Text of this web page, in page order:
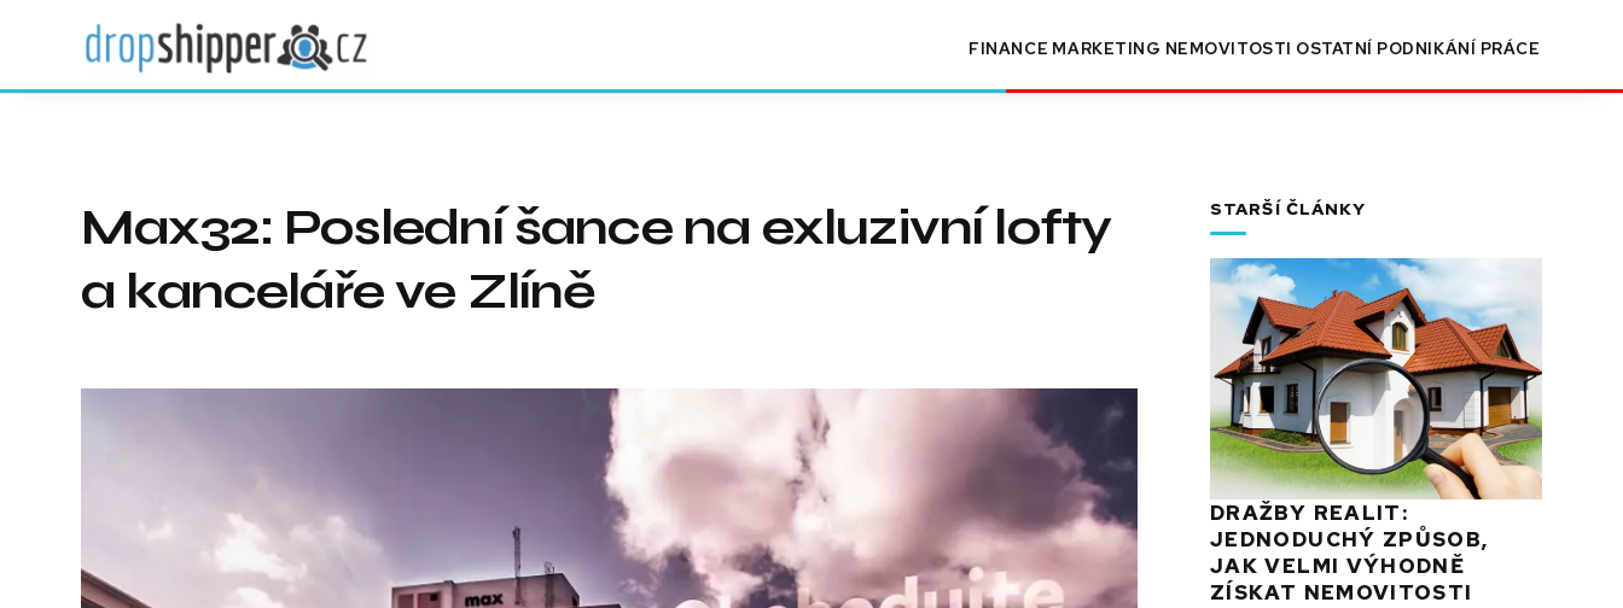
FINANCE MARKETING NEMOVITOSTI OSTATNÍ PODNIKÁNÍ PRÁCE
Max32: Poslední šance na exluzivní lofty
a kanceláře ve Zlíně
STARŠÍ ČLÁNKY
DRAŽBY REALIT:
JEDNODUCHÝ ZPŮSOB,
JAK VELMI VÝHODNĚ
ZÍSKAT NEMOVITOSTI